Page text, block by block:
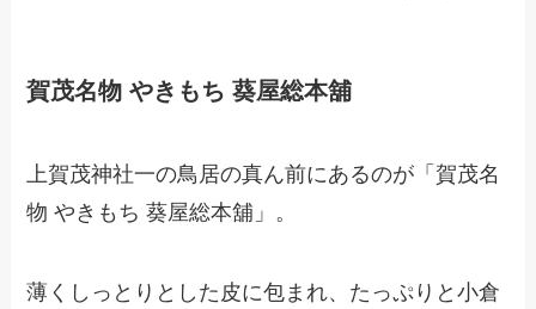
賀茂名物 やきもち 葵屋総本舖
上賀茂神社一の鳥居の真ん前にあるのが「賀茂名
物 やきもち 葵屋総本舖」。
薄くしっとりとした皮に包まれ、たっぷりと小倉